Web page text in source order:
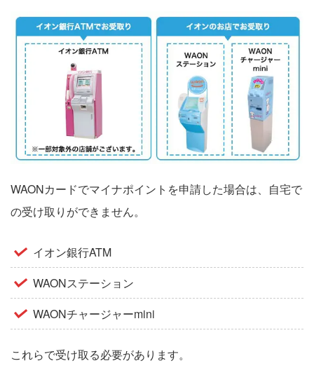
WAONカードでマイナポイントを申請した場合は、自宅で
の受け取りができません。
イオン銀行ATM
WAONステーション
WAONチャージャーmini
これらで受け取る必要があります。